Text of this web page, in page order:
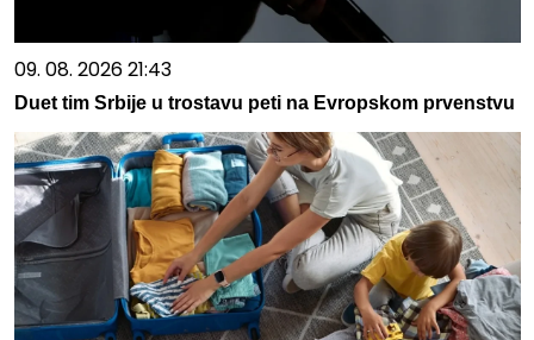
09. 08. 2026 21:43
Duet tim Srbije u trostavu peti na Evropskom prvenstvu